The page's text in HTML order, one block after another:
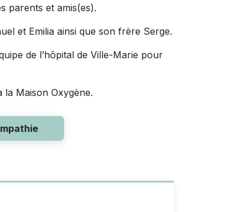
parents et amis(es).
et Emilia ainsi que son frère Serge.
de l’hôpital de Ville-Marie pour
la Maison Oxygène.